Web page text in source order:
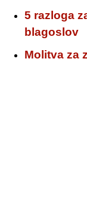
5 razloga
blagoslov
Molitva za